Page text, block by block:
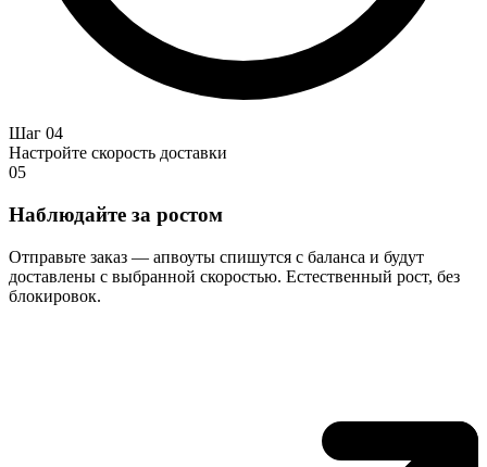
Шаг 04
Настройте скорость доставки
05
Наблюдайте за ростом
Отправьте заказ — апвоуты спишутся с баланса и будут
доставлены с выбранной скоростью. Естественный рост, без
блокировок.